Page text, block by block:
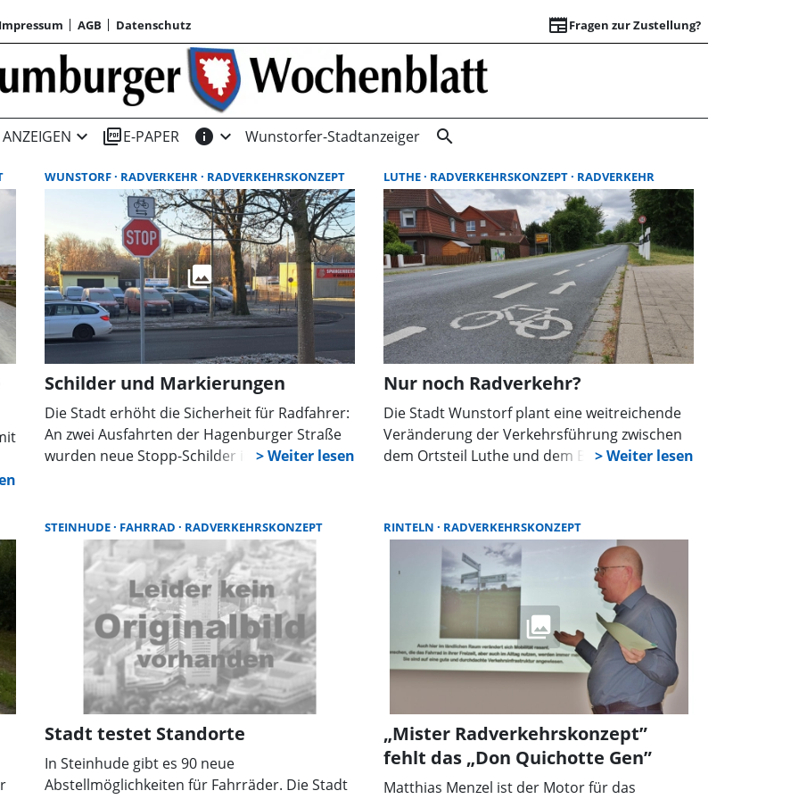
Impressum AGB Datenschutz newspaperFragen zur Zustellung?
Suchergebnisse |
ANZEIGEN expand_more picture_as_pdfE-PAPER info expand_more Wunstorfer-Stadtanzeiger search
WUNSTORF RADVERKEHR RADVERKEHRSKONZEPT
Schilder und Markierungen
Die Stadt erhöht die Sicherheit für Radfahrer:
An zwei Ausfahrten der Hagenburger Straße
wurden neue Stopp-Schilder installiert.
Aufmerksamkeit im Verkehr. Rücksicht bleibt
oberstes Gebot.
LUTHE RADVERKEHRSKONZEPT RADVERKEHR
Nur noch Radverkehr?
Die Stadt Wunstorf plant eine weitreichende
Veränderung der Verkehrsführung zwischen
dem Ortsteil Luthe und dem Bahnhof: Die
Brücke über die B441 für den motorisierten
Individualverkehr gesperrt werden. Dieser
Vorschlag der Verwaltung dürfte in Luthe auf
erheblichen Widerstand stoßen.
STEINHUDE FAHRRAD RADVERKEHRSKONZEPT
Stadt testet Standorte
In Steinhude gibt es 90 neue
Abstellmöglichkeiten für Fahrräder. Die Stadt
RINTELN RADVERKEHRSKONZEPT
„Mister Radverkehrskonzept”
fehlt das „Don Quichotte Gen”
Matthias Menzel ist der Motor für das